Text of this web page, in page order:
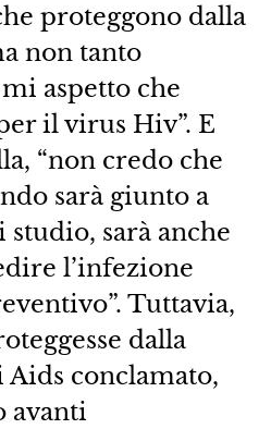
proteggono dalla
non tanto
aspetto che
il virus Hiv”. E
“non credo che
sarà giunto a
studio, sarà anche
l’infezione
Tuttavia,
dalla
conclamato,
avanti